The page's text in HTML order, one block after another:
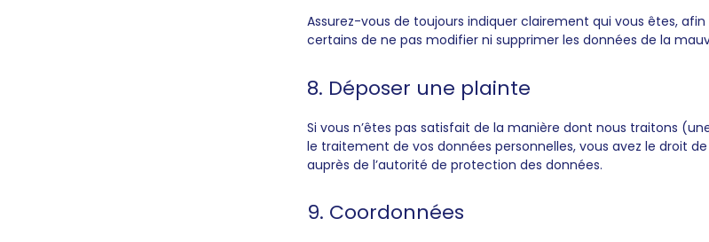
Assurez-vous de toujours indiquer clairement qui vous êtes,
certains de ne pas modifier ni supprimer les données de la
8. Déposer une plainte
Si vous n’êtes pas satisfait de la manière dont nous traitons
le traitement de vos données personnelles, vous avez le droit
auprès de l’autorité de protection des données.
9. Coordonnées